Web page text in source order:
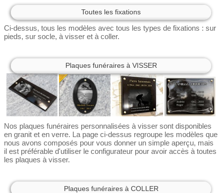
Toutes les fixations
Ci-dessus, tous les modèles avec tous les types de fixations : sur
pieds, sur socle, à visser et à coller.
Plaques funéraires à VISSER
Nos plaques funéraires personnalisées à visser sont disponibles
en granit et en verre. La page ci-dessus regroupe les modèles que
nous avons composés pour vous donner un simple aperçu, mais
il est préférable d'utiliser le configurateur pour avoir accès à toutes
les plaques à visser.
Plaques funéraires à COLLER